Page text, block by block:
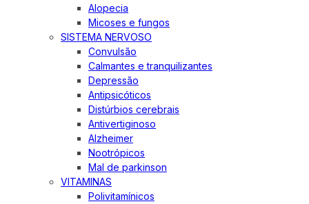
Alopecia
Micoses e fungos
SISTEMA NERVOSO
Convulsão
Calmantes e tranquilizantes
Depressão
Antipsicóticos
Distúrbios cerebrais
Antivertiginoso
Alzheimer
Nootrópicos
Mal de parkinson
VITAMINAS
Polivitamínicos